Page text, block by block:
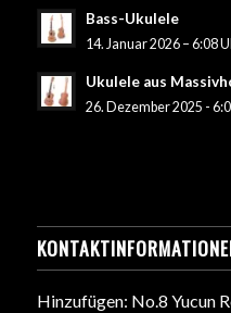
Bass-Ukulele
14. Januar 2026 – 6:08
Ukulele aus
26. Dezember 2025 -
Hinzufügen: No.8 Yucun